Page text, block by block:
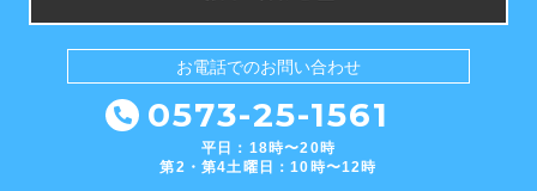
お電話でのお問い合わせ
0573-25-1561
平日：18時〜20時
第2・第4土曜日：10時〜12時